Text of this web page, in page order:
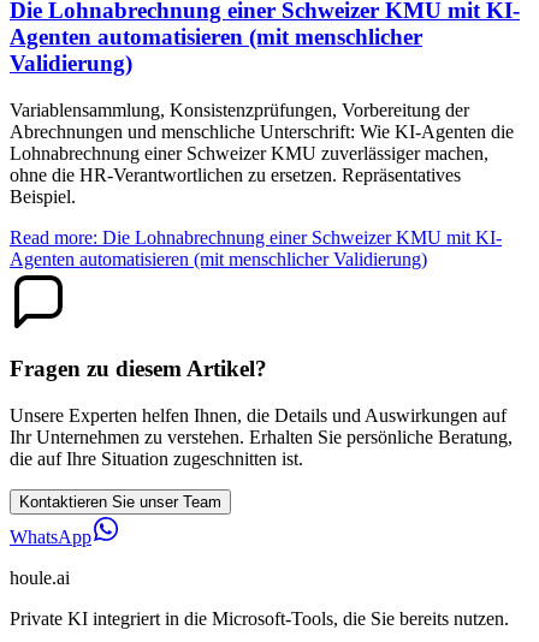
Die Lohnabrechnung einer Schweizer KMU mit KI-
Agenten automatisieren (mit menschlicher
Validierung)
Variablensammlung, Konsistenzprüfungen, Vorbereitung der
Abrechnungen und menschliche Unterschrift: Wie KI-Agenten die
Lohnabrechnung einer Schweizer KMU zuverlässiger machen,
ohne die HR-Verantwortlichen zu ersetzen. Repräsentatives
Beispiel.
Read more: Die Lohnabrechnung einer Schweizer KMU mit KI-
Agenten automatisieren (mit menschlicher Validierung)
Fragen zu diesem Artikel?
Unsere Experten helfen Ihnen, die Details und Auswirkungen auf
Ihr Unternehmen zu verstehen. Erhalten Sie persönliche Beratung,
die auf Ihre Situation zugeschnitten ist.
Kontaktieren Sie unser Team
WhatsApp
houle.ai
Private KI integriert in die Microsoft-Tools, die Sie bereits nutzen.